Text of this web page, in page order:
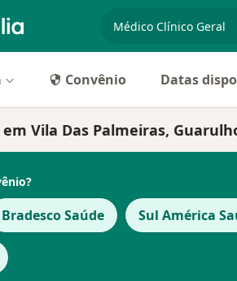
especialidade,
Convênio Datas
Vila Das Palmeiras,
Bradesco Saúde Sul América